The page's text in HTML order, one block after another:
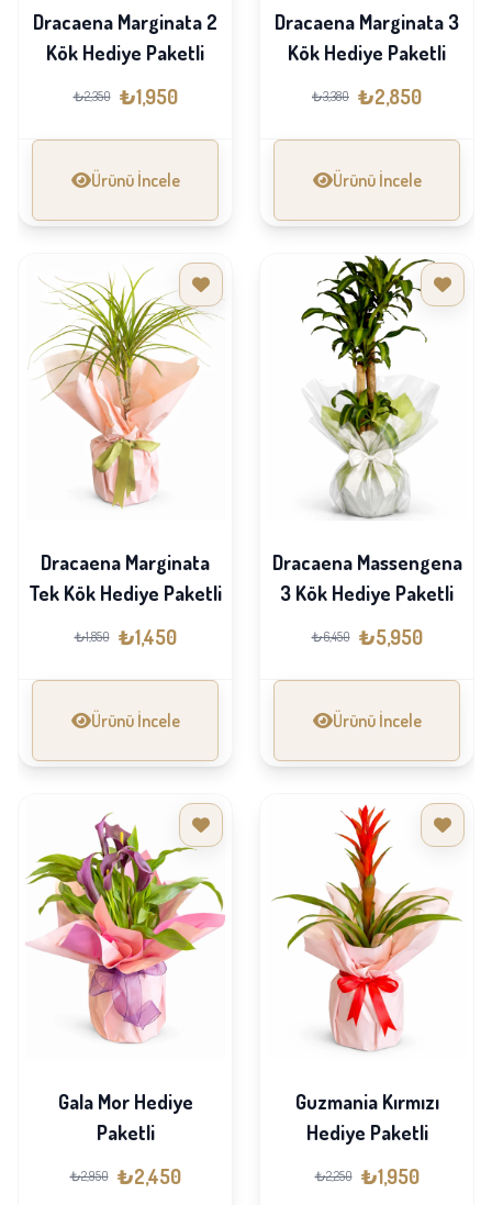
Dracaena Marginata 2
Kök Hediye Paketli
₺2,350 ₺1,950
Ürünü İncele
Dracaena Marginata 3
Kök Hediye Paketli
₺3,380 ₺2,850
Ürünü İncele
Dracaena Marginata
Tek Kök Hediye Paketli
₺1,850 ₺1,450
Ürünü İncele
Dracaena Massengena
3 Kök Hediye Paketli
₺6,450 ₺5,950
Ürünü İncele
Gala Mor Hediye
Paketli
₺2,950 ₺2,450
Guzmania Kırmızı
Hediye Paketli
₺2,250 ₺1,950